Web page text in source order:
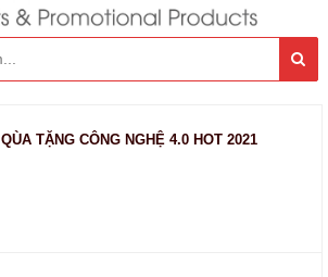
QÙA TẶNG CÔNG NGHỆ 4.0 HOT 2021